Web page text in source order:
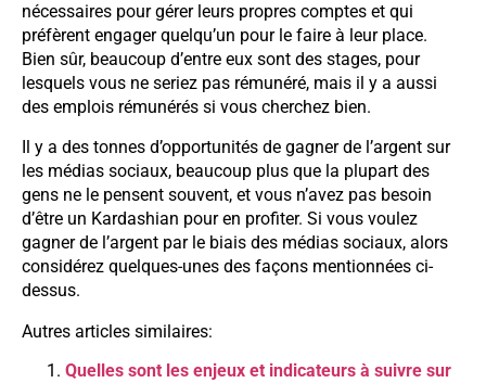
nécessaires pour gérer leurs propres comptes et qui
préfèrent engager quelqu’un pour le faire à leur place.
Bien sûr, beaucoup d’entre eux sont des stages, pour
lesquels vous ne seriez pas rémunéré, mais il y a aussi
des emplois rémunérés si vous cherchez bien.
Il y a des tonnes d’opportunités de gagner de l’argent sur
les médias sociaux, beaucoup plus que la plupart des
gens ne le pensent souvent, et vous n’avez pas besoin
d’être un Kardashian pour en profiter. Si vous voulez
gagner de l’argent par le biais des médias sociaux, alors
considérez quelques-unes des façons mentionnées ci-
dessus.
Autres articles similaires:
Quelles sont les enjeux et indicateurs à suivre sur